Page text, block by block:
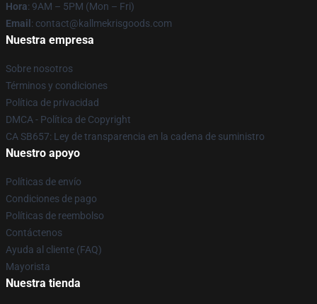
Hora: 9AM – 5PM (Mon – Fri)
Email : contact@kallmekrisgoods.com
Nuestra empresa
Sobre nosotros
Términos y condiciones
Política de privacidad
DMCA - Política de Copyright
CA SB657: Ley de transparencia en la cadena de suministro
Nuestro apoyo
Políticas de envío
Condiciones de pago
Políticas de reembolso
Contáctenos
Ayuda al cliente (FAQ)
Mayorista
Nuestra tienda